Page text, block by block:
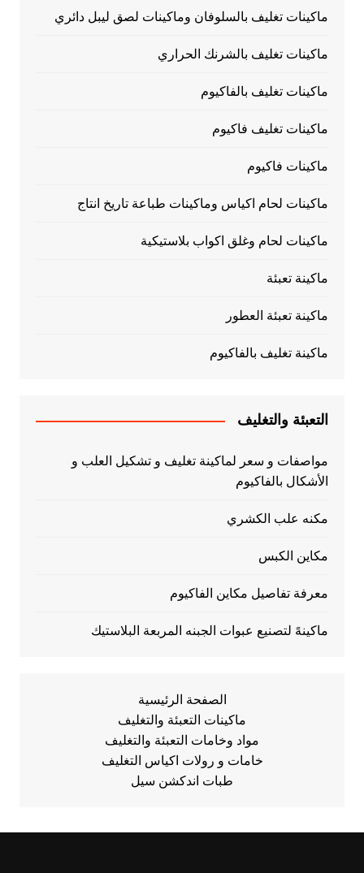
ماكينات تغليف بالسلوفان وماكينات لصق ليبل دائري
ماكينات تغليف بالشرنك الحراري
ماكينات تغليف بالفاكيوم
ماكينات تغليف فاكيوم
ماكينات فاكيوم
ماكينات لحام اكياس وماكينات طباعة تاريخ انتاج
ماكينات لحام وغلق اكواب بلاستيكية
ماكينة تعبئة
ماكينة تعبئة العطور
ماكينة تغليف بالفاكيوم
التعبئة والتغليف
مواصفات و سعر لماكينة تغليف و تشكيل العلب و
الأشكال بالفاكيوم
مكنه علب الكشري
مكاين الكبس
معرفة تفاصيل مكاين الفاكيوم
ماكينهً لتصنيع عبوات الجبنه المربعة البلاستيك
الصفحة الرئيسية
ماكينات التعبئة والتغليف
مواد وخامات التعبئة والتغليف
خامات و رولات اكياس التغليف
طبات اندكشن سيل